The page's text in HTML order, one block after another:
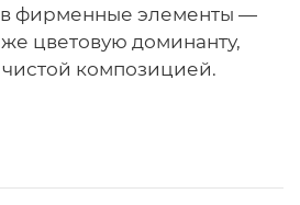
фирменные элементы —
же цветовую доминанту,
композицией.